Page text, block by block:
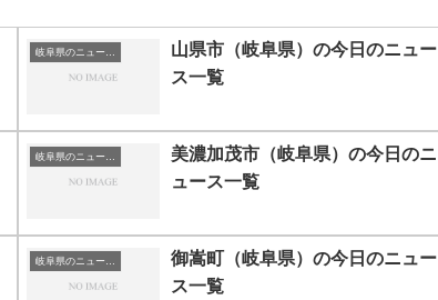
岐阜県のニュース一覧
山県市（岐阜県）の今日のニュー
ス一覧
岐阜県のニュース一覧
美濃加茂市（岐阜県）の今日のニ
ュース一覧
岐阜県のニュース一覧
御嵩町（岐阜県）の今日のニュー
ス一覧